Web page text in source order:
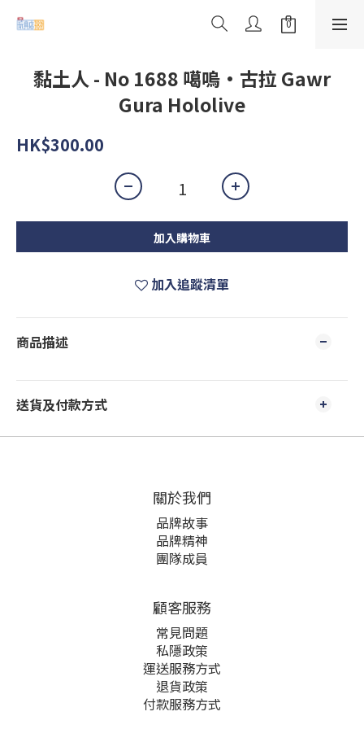
黏土人 - No 1688 噶嗚·古拉 Gawr
Gura Hololive
HK$300.00
加入購物車
加入追蹤清單
商品描述
送貨及付款方式
關於我們
品牌故事
品牌精神
團隊成員
顧客服務
常見問題
私隱政策
運送服務方式
退貨政策
付款服務方式